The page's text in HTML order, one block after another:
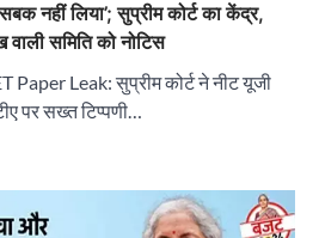
नहीं लिया’; सुप्रीम कोर्ट का केंद्र,
समिति को नोटिस
Leak: सुप्रीम कोर्ट ने नीट यूजी
पर सख्त टिप्पणी…